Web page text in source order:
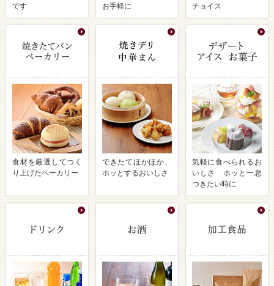
です
お手軽に
チョイス
食材を厳選してつく
り上げたベーカリー
できたてほかほか、
ホッとするおいしさ
気軽に食べられるお
いしさ ホッと一息
つきたい時に